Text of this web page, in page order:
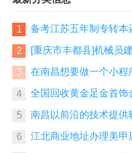
1
备考江苏五年制专转本
导班
2
[重庆市丰都县]机械员
急急急
3 在南昌想要做一个小程
4
全国回收黄金足金首饰
珠宝
5 南昌以前沿的技术提
6 江北商业地址办理美甲